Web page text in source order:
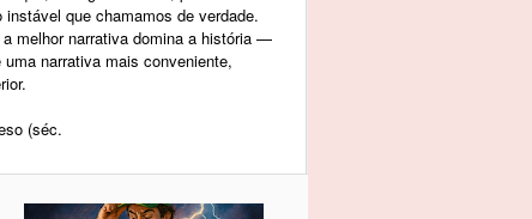
que chamamos de verdade.
melhor narrativa domina a história —
narrativa mais conveniente,
(séc.